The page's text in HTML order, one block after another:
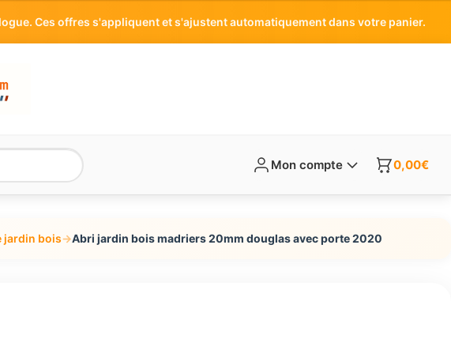
Ces offres s'appliquent et s'ajustent automatiquement dans votre panier.
Mon compte 0,00€
jardin bois→Abri jardin bois madriers 20mm douglas avec porte 2020